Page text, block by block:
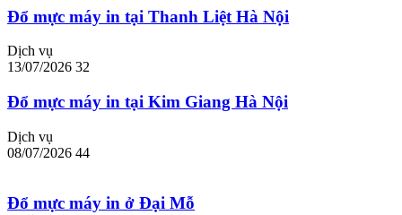
Đổ mực máy in tại Thanh Liệt Hà Nội
Dịch vụ
13/07/2026 32
Đổ mực máy in tại Kim Giang Hà Nội
Dịch vụ
08/07/2026 44
Đổ mực máy in ở Đại Mỗ